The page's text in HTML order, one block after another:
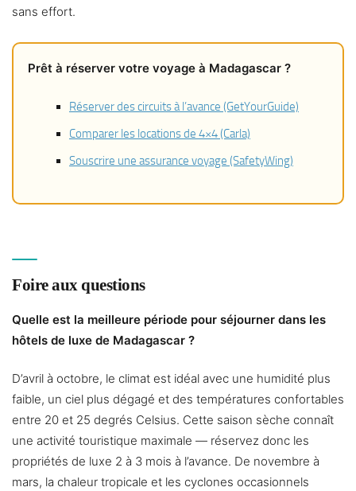
sans effort.
Prêt à réserver votre voyage à Madagascar ?
Réserver des circuits à l’avance (GetYourGuide)
Comparer les locations de 4×4 (Carla)
Souscrire une assurance voyage (SafetyWing)
Foire aux questions
Quelle est la meilleure période pour séjourner dans les
hôtels de luxe de Madagascar ?
D’avril à octobre, le climat est idéal avec une humidité plus
faible, un ciel plus dégagé et des températures confortables
entre 20 et 25 degrés Celsius. Cette saison sèche connaît
une activité touristique maximale — réservez donc les
propriétés de luxe 2 à 3 mois à l’avance. De novembre à
mars, la chaleur tropicale et les cyclones occasionnels